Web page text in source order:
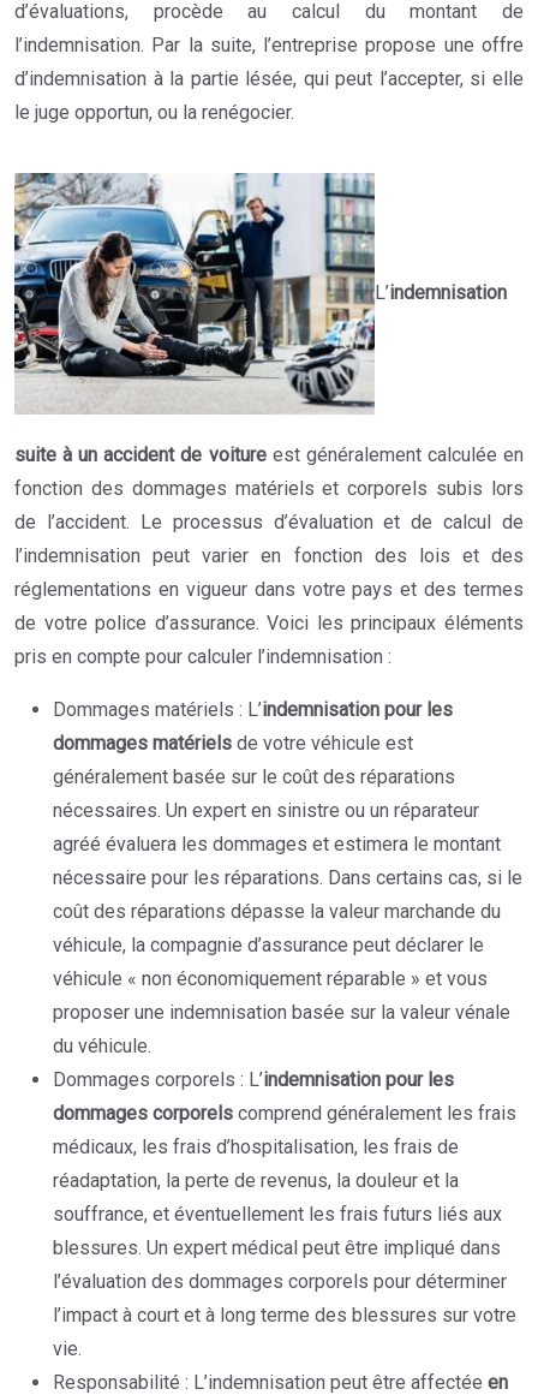
d’évaluations, procède au calcul du montant de
l’indemnisation. Par la suite, l’entreprise propose une offre
d’indemnisation à la partie lésée, qui peut l’accepter, si elle
le juge opportun, ou la renégocier.
L’indemnisation
suite à un accident de voitureest généralement calculée en
fonction des dommages matériels et corporels subis lors
de l’accident. Le processus d’évaluation et de calcul de
l’indemnisation peut varier en fonction des lois et des
réglementations en vigueur dans votre pays et des termes
de votre police d’assurance. Voici les principaux éléments
pris en compte pour calculer l’indemnisation :
Dommages matériels : L’indemnisation pour les
dommages matériels de votre véhicule est
généralement basée sur le coût des réparations
nécessaires. Un expert en sinistre ou un réparateur
agréé évaluera les dommages et estimera le montant
nécessaire pour les réparations. Dans certains cas, si le
coût des réparations dépasse la valeur marchande du
véhicule, la compagnie d’assurance peut déclarer le
véhicule « non économiquement réparable » et vous
proposer une indemnisation basée sur la valeur vénale
du véhicule.
Dommages corporels : L’indemnisation pour les
dommages corporels comprend généralement les frais
médicaux, les frais d’hospitalisation, les frais de
réadaptation, la perte de revenus, la douleur et la
souffrance, et éventuellement les frais futurs liés aux
blessures. Un expert médical peut être impliqué dans
l’évaluation des dommages corporels pour déterminer
l’impact à court et à long terme des blessures sur votre
vie.
Responsabilité : L’indemnisation peut être affectée en